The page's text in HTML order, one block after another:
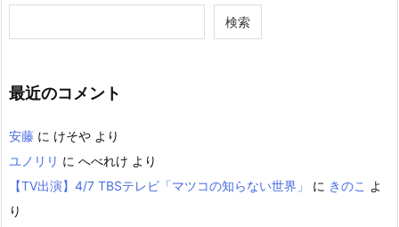
検索
最近のコメント
安藤 に けそや より
ユノリリ に へべれけ より
【TV出演】4/7 TBSテレビ「マツコの知らない世界」
に きのこ よ
り